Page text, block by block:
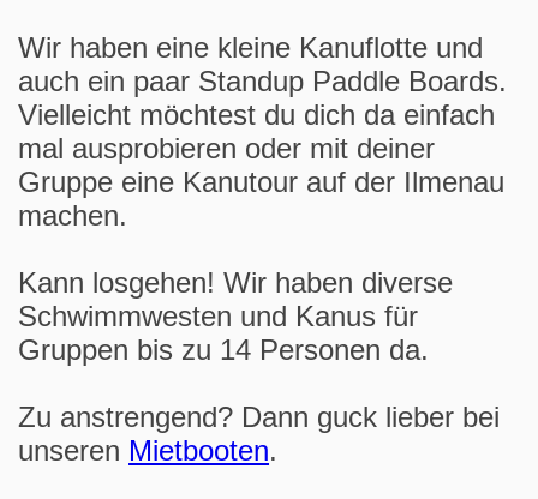
Wir haben eine kleine Kanuflotte und
auch ein paar Standup Paddle Boards.
Vielleicht möchtest du dich da einfach
mal ausprobieren oder mit deiner
Gruppe eine Kanutour auf der Ilmenau
machen.
Kann losgehen! Wir haben diverse
Schwimmwesten und Kanus für
Gruppen bis zu 14 Personen da.
Zu anstrengend? Dann guck lieber bei
unseren Mietbooten.